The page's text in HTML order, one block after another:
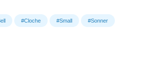
#Cloche #Small #Sonner